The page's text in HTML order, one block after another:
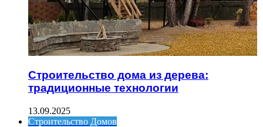
Строительство дома из дерева:
традиционные технологии
13.09.2025
Строительство Домов